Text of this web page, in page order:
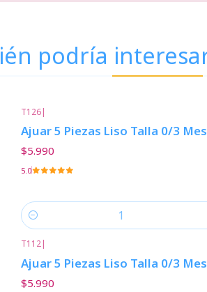
podría
T126|
Ajuar 5 Piezas Liso Talla 0/3
$5.990
5.0
Cantidad
T112|
Ajuar 5 Piezas Liso Talla 0/3
$5.990